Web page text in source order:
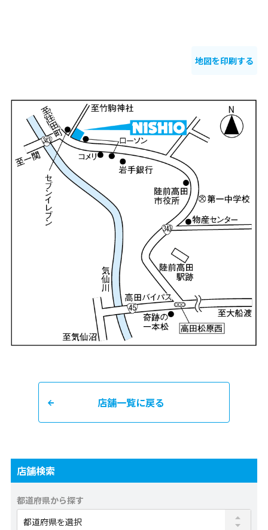
地図を印刷する
店舗一覧に戻る
店舗検索
都道府県から探す